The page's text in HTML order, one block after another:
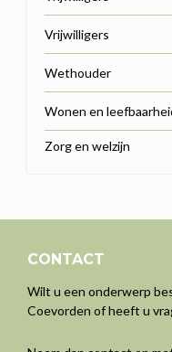
Vrijwilligers
Wethouder
Wonen en
Zorg en welzijn
CONTACT
Wilt u een onderwerp
Coevorden of heeft u